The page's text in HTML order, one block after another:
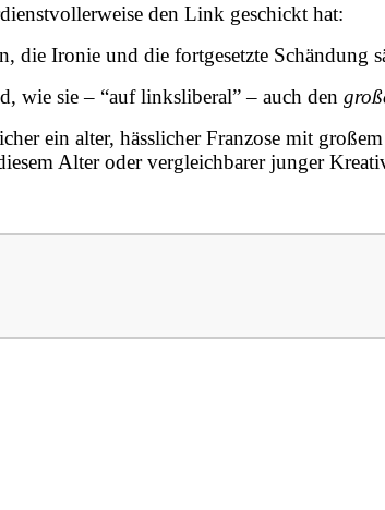
den Link geschickt hat:
die Ironie und die fortgesetzte
wie sie – “auf linksliberal” – auch den
ein alter, hässlicher Franzose mit
Alter oder vergleichbarer junger